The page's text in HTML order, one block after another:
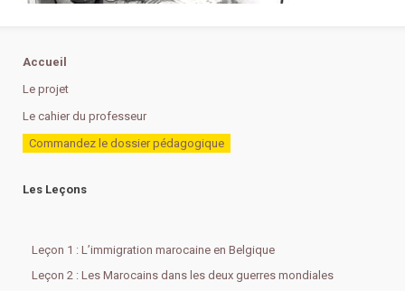
Accueil
Le projet
Le cahier du professeur
Commandez le dossier pédagogique
Les Leçons
Leçon 1 : L’immigration marocaine en Belgique
Leçon 2 : Les Marocains dans les deux guerres mondiales